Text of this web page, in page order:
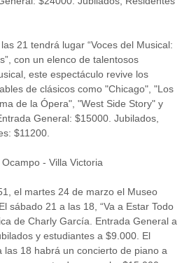
21 tendrá lugar “Voces del Musical:
con un elenco de talentosos
este espectáculo revive los
de clásicos como "Chicago", "Los
de la Ópera", "West Side Story" y
General: $15000. Jubilados,
$11200.
- Villa Victoria
el martes 24 de marzo el Museo
sábado 21 a las 18, “Va a Estar Todo
de Charly García. Entrada General a
y estudiantes a $9.000. El
las 18 habrá un concierto de piano a